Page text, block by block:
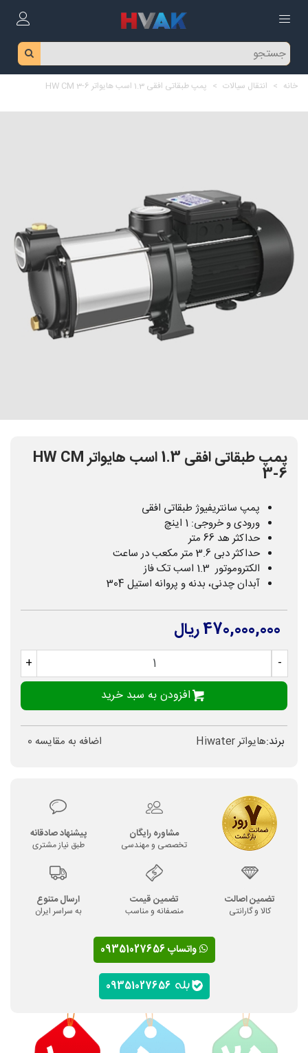
خانه > انتقال سیالات > پمپ طبقاتی افقی 1.3 اسب هایواتر HW CM 3-6
پمپ طبقاتی افقی 1.3 اسب هایواتر HW CM
3-6
پمپ سانتریفیوژ طبقاتی افقی
ورودی و خروجی: 1 اینچ
حداکثر هد 66 متر
حداکثر دبی 3.6 متر مکعب در ساعت
الکتروموتور 1.3 اسب تک فاز
آبدان چدنی، بدنه و پروانه استیل 304
470,000,000 ریال
-
+
افزودن به سبد خرید
برند:هایواتر Hiwater اضافه به مقایسه 0
مشاوره رایگان
تخصصی و مهندسی
پیشنهاد صادقانه
طبق نیاز مشتری
تضمین اصالت
کالا و گارانتی
تضمین قیمت
منصفانه و مناسب
ارسال متنوع
به سراسر ایران
واتساپ 09351027656